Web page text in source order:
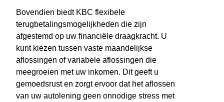
Bovendien biedt KBC flexibele
terugbetalingsmogelijkheden die zijn
afgestemd op uw financiële draagkracht. U
kunt kiezen tussen vaste maandelijkse
aflossingen of variabele aflossingen die
meegroeien met uw inkomen. Dit geeft u
gemoedsrust en zorgt ervoor dat het aflossen
van uw autolening geen onnodige stress met